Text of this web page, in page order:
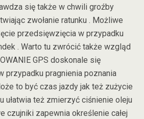
się także w chwili groźby
zwołanie ratunku . Możliwe
przedsięwzięcia w przypadku
. Warto tu zwrócić także wzgląd
GPS doskonale się
przypadku pragnienia poznania
to być czas jazdy jak też zużycie
ułatwia też zmierzyć ciśnienie oleju
czujniki zapewnia określenie całej